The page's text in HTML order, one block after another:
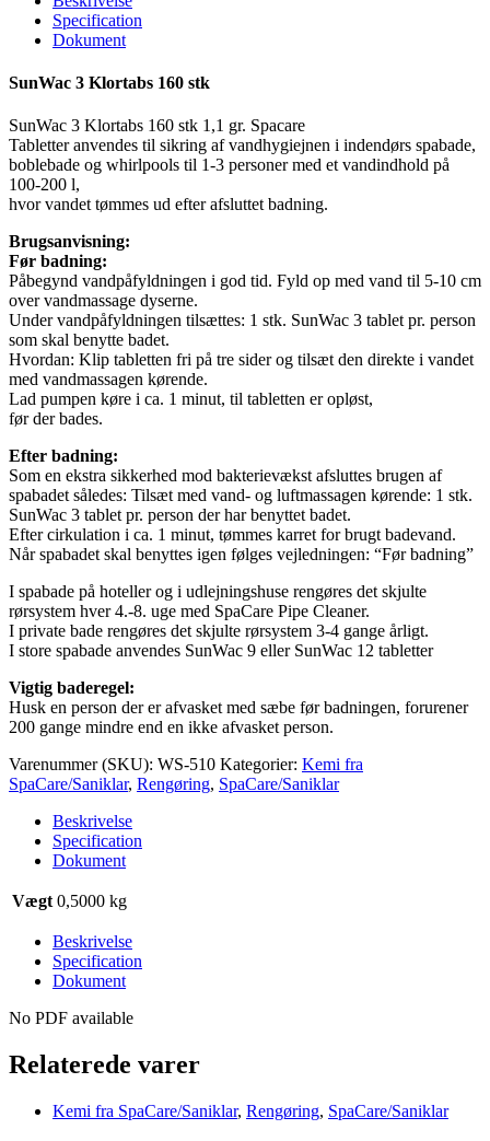
quantity
Specification
Dokument
SunWac 3 Klortabs 160 stk
SunWac 3 Klortabs 160 stk 1,1 gr. Spacare
Tabletter anvendes til sikring af vandhygiejnen i indendørs spabade,
boblebade og whirlpools til 1-3 personer med et vandindhold på
100-200 l,
hvor vandet tømmes ud efter afsluttet badning.
Brugsanvisning:
Før badning:
Påbegynd vandpåfyldningen i god tid. Fyld op med vand til 5-10 cm
over vandmassage dyserne.
Under vandpåfyldningen tilsættes: 1 stk. SunWac 3 tablet pr. person
som skal benytte badet.
Hvordan: Klip tabletten fri på tre sider og tilsæt den direkte i vandet
med vandmassagen kørende.
Lad pumpen køre i ca. 1 minut, til tabletten er opløst,
før der bades.
Efter badning:
Som en ekstra sikkerhed mod bakterievækst afsluttes brugen af
spabadet således: Tilsæt med vand- og luftmassagen kørende: 1 stk.
SunWac 3 tablet pr. person der har benyttet badet.
Efter cirkulation i ca. 1 minut, tømmes karret for brugt badevand.
Når spabadet skal benyttes igen følges vejledningen: “Før badning”
I spabade på hoteller og i udlejningshuse rengøres det skjulte
rørsystem hver 4.-8. uge med SpaCare Pipe Cleaner.
I private bade rengøres det skjulte rørsystem 3-4 gange årligt.
I store spabade anvendes SunWac 9 eller SunWac 12 tabletter
Vigtig baderegel:
Husk en person der er afvasket med sæbe før badningen, forurener
200 gange mindre end en ikke afvasket person.
Varenummer (SKU): WS-510 Kategorier: Kemi fra
SpaCare/Saniklar, Rengøring, SpaCare/Saniklar
Beskrivelse
Specification
Dokument
Vægt 0,5000 kg
Beskrivelse
Specification
Dokument
No PDF available
Relaterede varer
Kemi fra SpaCare/Saniklar, Rengøring, SpaCare/Saniklar